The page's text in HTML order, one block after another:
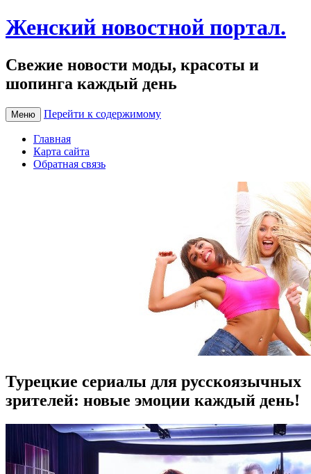
Женский новостной портал.
Свежие новости моды, красоты и
шопинга каждый день
Меню Перейти к содержимому
Главная
Карта сайта
Обратная связь
Турецкие сериалы для русскоязычных
зрителей: новые эмоции каждый день!